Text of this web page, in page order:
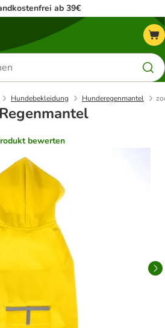
ab 39€
Hundebekleidung Hunderegenmantel
bewerten